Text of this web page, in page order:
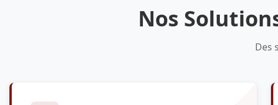
Nos
Des